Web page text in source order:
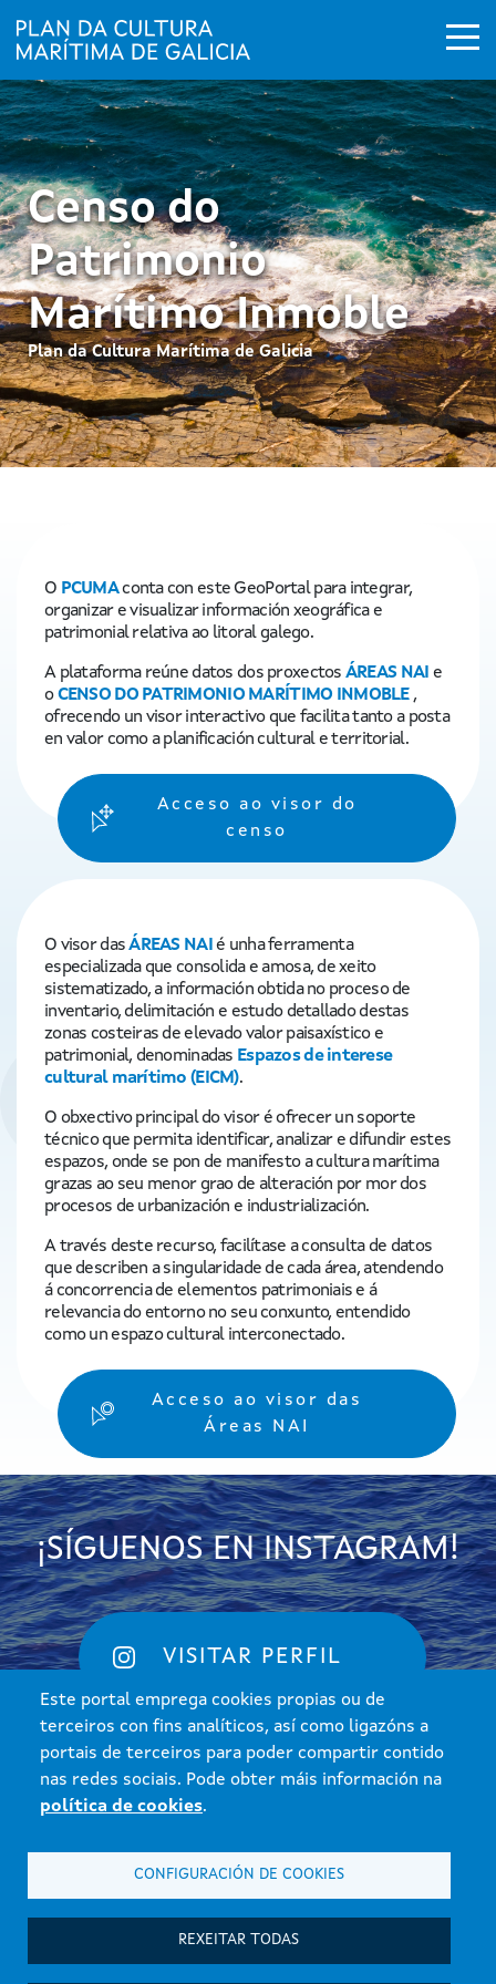
Este portal emprega cookies propias ou de
terceiros con fins analíticos, así como ligazóns a
portais de terceiros para poder compartir contido
nas redes sociais. Pode obter máis información na
política de cookies.
CONFIGURACIÓN DE COOKIES
REXEITAR TODAS
Censo do
Patrimonio
Marítimo Inmoble
Plan da Cultura Marítima de Galicia
O PCUMAconta con este GeoPortal para integrar,
organizar e visualizar información xeográfica e
patrimonial relativa ao litoral galego.
A plataforma reúne datos dos proxectos ÁREAS NAI e
oCENSO DO PATRIMONIO MARÍTIMO INMOBLE,
ofrecendo un visor interactivo que facilita tanto a posta
en valor como a planificación cultural e territorial.
Acceso ao visor do
censo
O visor dasÁREAS NAI é unha ferramenta
especializada que consolida e amosa, de xeito
sistematizado, a información obtida no proceso de
inventario, delimitación e estudo detallado destas
zonas costeiras de elevado valor paisaxístico e
patrimonial, denominadas Espazos de interese
cultural marítimo (EICM).
O obxectivo principal do visor é ofrecer un soporte
técnico que permita identificar, analizar e difundir estes
espazos, onde se pon de manifesto a cultura marítima
grazas ao seu menor grao de alteración por mor dos
procesos de urbanización e industrialización.
A través deste recurso, facilítase a consulta de datos
que describen a singularidade de cada área, atendendo
á concorrencia de elementos patrimoniais e á
relevancia do entorno no seu conxunto, entendido
como un espazo cultural interconectado.
Acceso ao visor das
Áreas NAI
¡SÍGUENOS EN INSTAGRAM!
VISITAR PERFIL